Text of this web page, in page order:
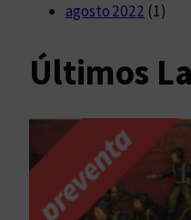
agosto 2022 (1)
Últimos